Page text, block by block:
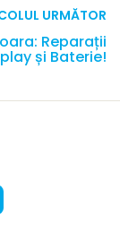
URMĂTOR
Reparații
și Baterie!